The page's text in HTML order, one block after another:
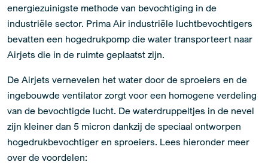
energiezuinigste methode van bevochtiging in de
industriële sector. Prima Air industriële luchtbevochtigers
bevatten een hogedrukpomp die water transporteert naar
Airjets die in de ruimte geplaatst zijn.
De Airjets vernevelen het water door de sproeiers en de
ingebouwde ventilator zorgt voor een homogene verdeling
van de bevochtigde lucht. De waterdruppeltjes in de nevel
zijn kleiner dan 5 micron dankzij de speciaal ontworpen
hogedrukbevochtiger en sproeiers. Lees hieronder meer
over de voordelen: